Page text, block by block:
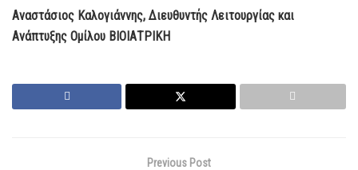
Αναστάσιος Καλογιάννης, Διευθυντής Λειτουργίας και
Ανάπτυξης Ομίλου ΒΙΟΙΑΤΡΙΚΗ
Previous Post